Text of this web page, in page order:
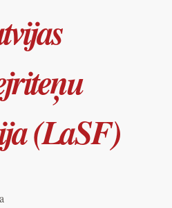
(LaSF)